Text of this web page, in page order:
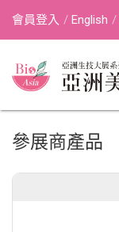
會員登入 English
參展商產品